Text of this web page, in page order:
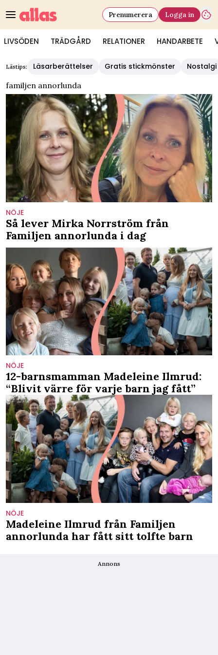
LIVSÖDEN TRÄDGÅRD RELATIONER HANDARBETE
Prenumerera Logga in
Lästips: Läsarberättelser Gratis stickmönster
Nostalgi
familjen annorlunda
NÖJE
Så lever Mirka Norrström från
Familjen annorlunda i dag
NÖJE
12-barnsmamman Madeleine Ilmrud:
“Blivit värre för varje barn jag fått”
NÖJE
Madeleine Ilmrud från Familjen
annorlunda har fått sitt tolfte barn
Annons